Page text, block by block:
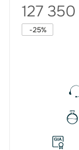
127 350
-25%